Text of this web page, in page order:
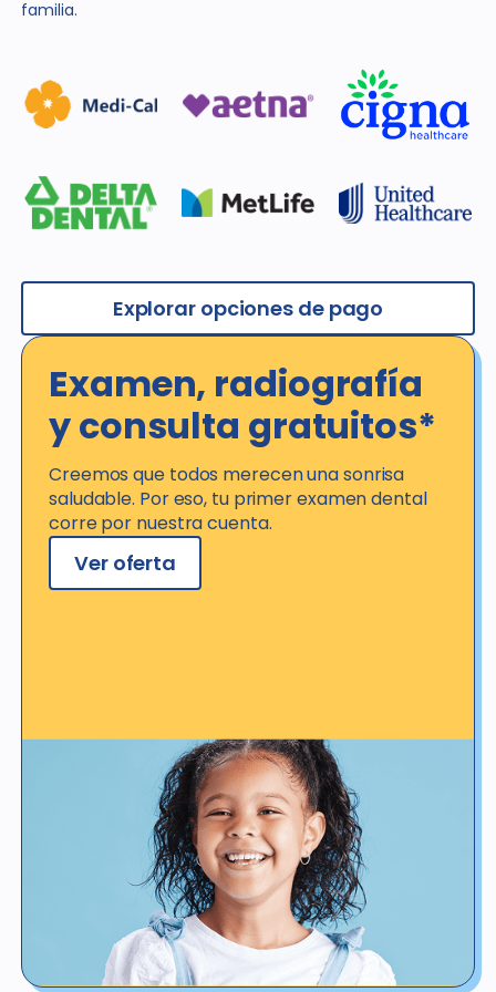
familia.
Explorar opciones de pago
Examen, radiografía
y consulta gratuitos*
Creemos que todos merecen una sonrisa
saludable. Por eso, tu primer examen dental
corre por nuestra cuenta.
Ver oferta
Ver detalles de la oferta
*No válido para pacientes con seguro o cobertura dental, ya sea